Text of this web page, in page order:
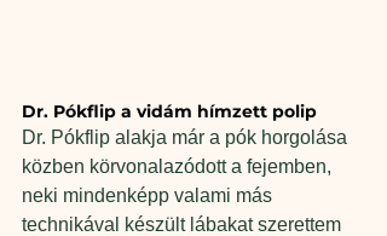
Dr. Pókflip a vidám hímzett polip
Dr. Pókflip alakja már a pók horgolása
közben körvonalazódott a fejemben,
neki mindenképp valami más
technikával készült lábakat szerettem